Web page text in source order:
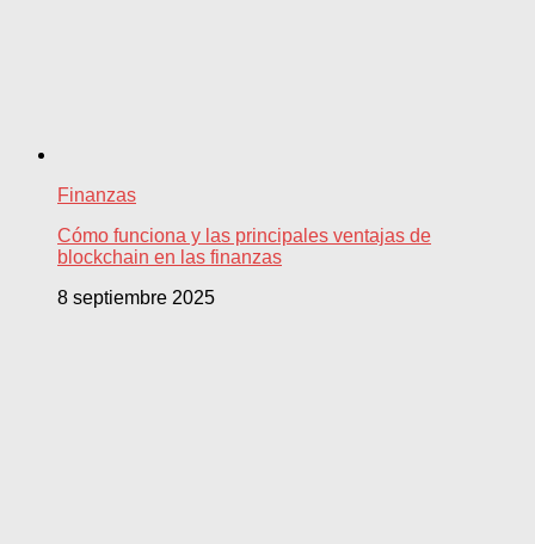
Finanzas
Cómo funciona y las principales ventajas de
blockchain en las finanzas
8 septiembre 2025